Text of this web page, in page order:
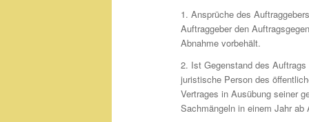
1. Ansprüche des
Auftraggeber den
Abnahme vorbehält.
2. Ist Gegenstand des
juristische Person des
Vertrages in Ausübung seiner
Sachmängeln in einem Jahr